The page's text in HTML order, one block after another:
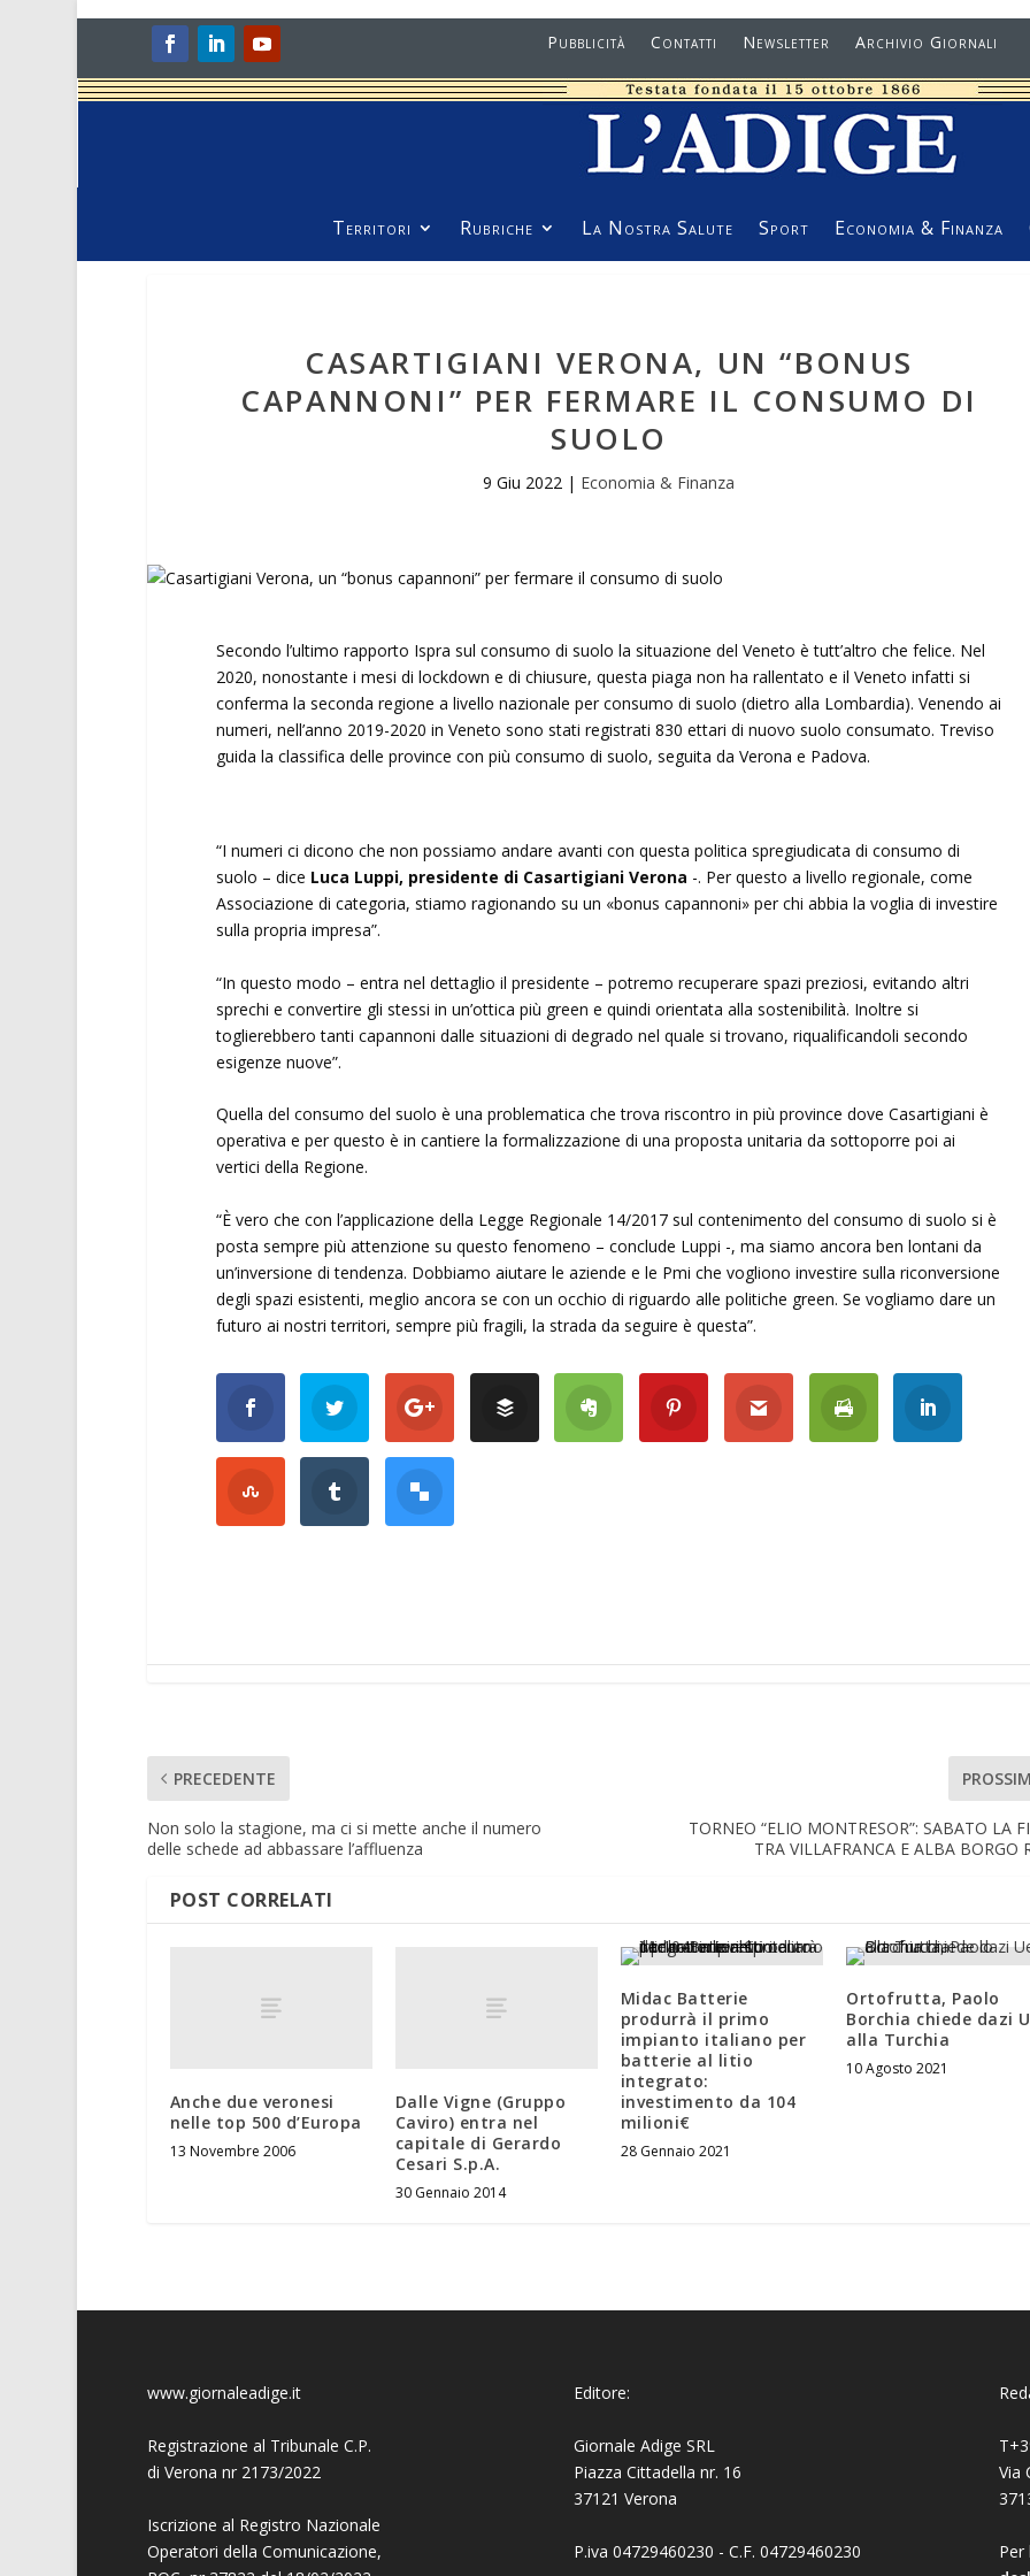
Pubblicità Contatti Newsletter Archivio Giornali
Territori Rubriche La Nostra Salute Sport Economia & Finanza
CASARTIGIANI VERONA, UN “BONUS
CAPANNONI” PER FERMARE IL CONSUMO DI
SUOLO
9 Giu 2022 | Economia & Finanza
Secondo l’ultimo rapporto Ispra sul consumo di suolo la situazione del Veneto è tutt’altro che felice. Nel
2020, nonostante i mesi di lockdown e di chiusure, questa piaga non ha rallentato e il Veneto infatti si
conferma la seconda regione a livello nazionale per consumo di suolo (dietro alla Lombardia). Venendo ai
numeri, nell’anno 2019-2020 in Veneto sono stati registrati 830 ettari di nuovo suolo consumato. Treviso
guida la classifica delle province con più consumo di suolo, seguita da Verona e Padova.
“I numeri ci dicono che non possiamo andare avanti con questa politica spregiudicata di consumo di
suolo – dice Luca Luppi, presidente di Casartigiani Verona -. Per questo a livello regionale, come
Associazione di categoria, stiamo ragionando su un «bonus capannoni» per chi abbia la voglia di investire
sulla propria impresa”.
“In questo modo – entra nel dettaglio il presidente – potremo recuperare spazi preziosi, evitando altri
sprechi e convertire gli stessi in un’ottica più green e quindi orientata alla sostenibilità. Inoltre si
toglierebbero tanti capannoni dalle situazioni di degrado nel quale si trovano, riqualificandoli secondo
esigenze nuove”.
Quella del consumo del suolo è una problematica che trova riscontro in più province dove Casartigiani è
operativa e per questo è in cantiere la formalizzazione di una proposta unitaria da sottoporre poi ai
vertici della Regione.
“È vero che con l’applicazione della Legge Regionale 14/2017 sul contenimento del consumo di suolo si è
posta sempre più attenzione su questo fenomeno – conclude Luppi -, ma siamo ancora ben lontani da
un’inversione di tendenza. Dobbiamo aiutare le aziende e le Pmi che vogliono investire sulla riconversione
degli spazi esistenti, meglio ancora se con un occhio di riguardo alle politiche green. Se vogliamo dare un
futuro ai nostri territori, sempre più fragili, la strada da seguire è questa”.
PRECEDENTE
Non solo la stagione, ma ci si mette anche il numero
delle schede ad abbassare l’affluenza
TORNEO “ELIO MONTRESOR”: SABATO LA
TRA VILLAFRANCA E ALBA BORGO
POST CORRELATI
Anche due veronesi
nelle top 500 d’Europa
13 Novembre 2006
Dalle Vigne (Gruppo
Caviro) entra nel
capitale di Gerardo
Cesari S.p.A.
30 Gennaio 2014
Midac Batterie
produrrà il primo
impianto italiano per
batterie al litio
integrato:
investimento da 104
milioni€
28 Gennaio 2021
Ortofrutta, Paolo
Borchia chiede dazi
alla Turchia
10 Agosto 2021
www.giornaleadige.it
Registrazione al Tribunale C.P.
di Verona nr 2173/2022
Iscrizione al Registro Nazionale
Operatori della Comunicazione,
Editore:
Giornale Adige SRL
Piazza Cittadella nr. 16
37121 Verona
P.iva 04729460230 - C.F. 04729460230
Via
Per